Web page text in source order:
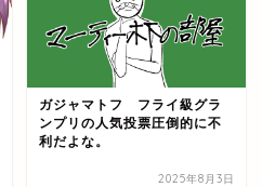
ガジャマトフ フライ級グラ
ンプリの人気投票圧倒的に不
利だよな。
2025年8月3日